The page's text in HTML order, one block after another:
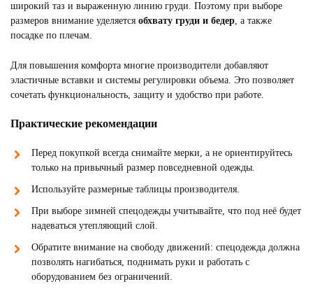
широкий таз и выраженную линию груди. Поэтому при выборе
размеров внимание уделяется обхвату груди и бедер, а также
посадке по плечам.
Для повышения комфорта многие производители добавляют
эластичные вставки и системы регулировки объема. Это позволяет
сочетать функциональность, защиту и удобство при работе.
Практические рекомендации
Перед покупкой всегда снимайте мерки, а не ориентируйтесь
только на привычный размер повседневной одежды.
Используйте размерные таблицы производителя.
При выборе зимней спецодежды учитывайте, что под неё будет
надеваться утепляющий слой.
Обратите внимание на свободу движений: спецодежда должна
позволять нагибаться, поднимать руки и работать с
оборудованием без ограничений.